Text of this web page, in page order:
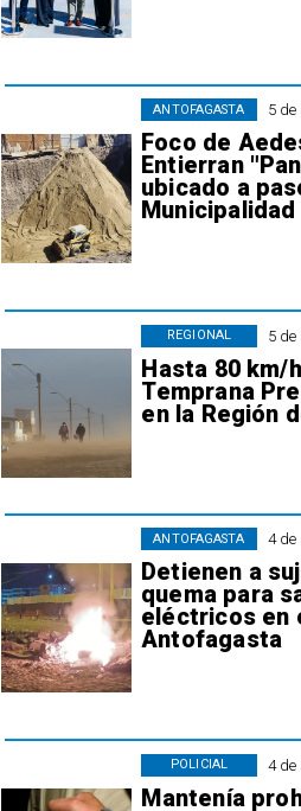
5
Foco de
Entierran
ubicado a
ANTOFAGASTA
5
Hasta 80 km/
Temprana
en la Región
REGIONAL
4 de
Detienen a
quema para
eléctricos en
Antofagasta
ANTOFAGASTA
4 de
Mantenía
POLICIAL